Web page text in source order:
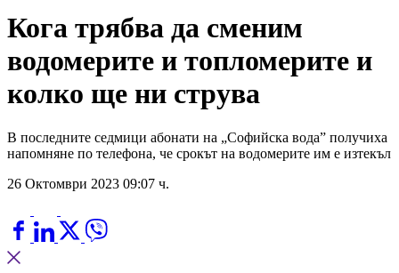
Кога трябва да сменим
водомерите и топломерите и
колко ще ни струва
В последните седмици абонати на „Софийска вода” получиха
напомняне по телефона, че срокът на водомерите им е изтекъл
26 Октомври 2023 09:07 ч.